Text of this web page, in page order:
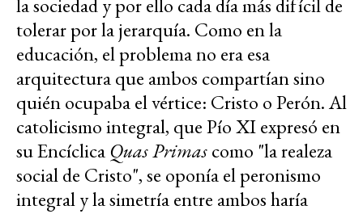
la sociedad y por ello cada día más difícil de
tolerar por la jerarquía. Como en la
educación, el problema no era esa
arquitectura que ambos compartían sino
quién ocupaba el vértice: Cristo o Perón. Al
catolicismo integral, que Pío XI expresó en
su Encíclica Quas Primascomo "la realeza
social de Cristo", se oponía el peronismo
integral y la simetría entre ambos haría